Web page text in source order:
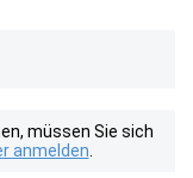
müssen Sie sich
anmelden